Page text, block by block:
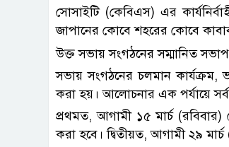
সোসাইটি (কেবিএস) এর
জাপানের কোবে শহরের কোবে
উক্ত সভায় সংগঠনের সম্মানিত
সভায় সংগঠনের চলমান কার্যক্রম,
করা হয়। আলোচনার এক পর্যায়ে
প্রথমত, আগামী ১৫ মার্চ
করা হবে। দ্বিতীয়ত, আগামী ২৯